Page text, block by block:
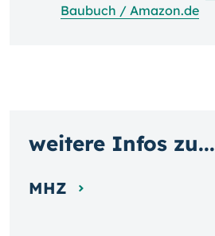
Baubuch / Amazon.de
weitere Infos zu...
MHZ